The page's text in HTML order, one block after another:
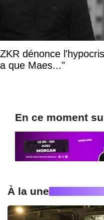
ZKR dénonce
a que Maes..."
En ce moment
À la une